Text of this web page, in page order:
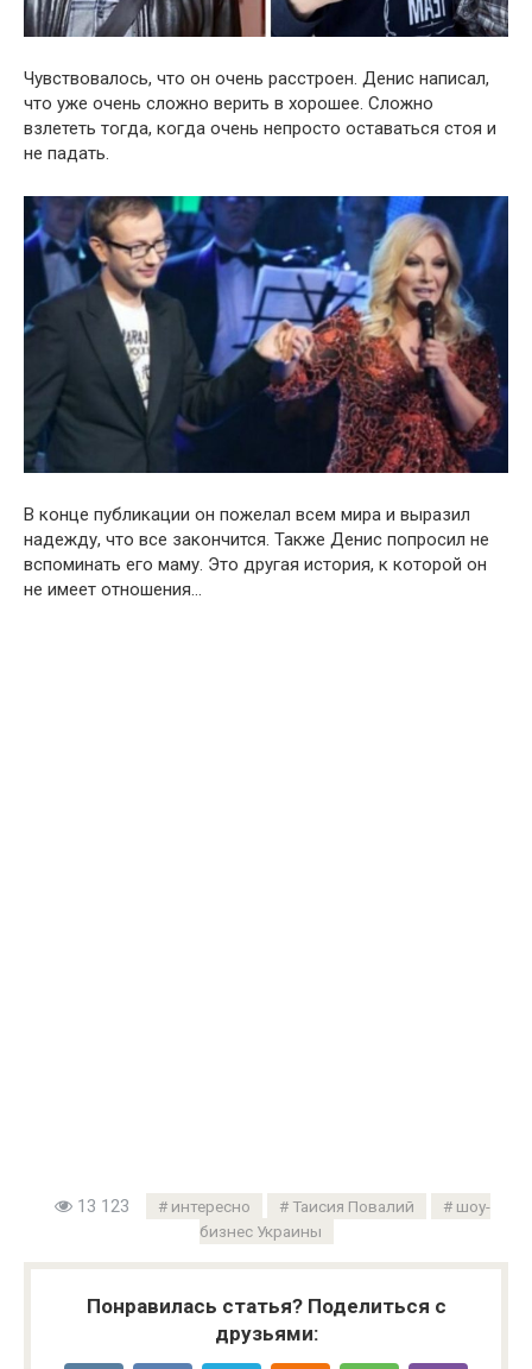
Чувствовалось, что он очень расстроен. Денис написал,
что уже очень сложно верить в хорошее. Сложно
взлететь тогда, когда очень непросто оставаться стоя и
не падать.
В конце публикации он пожелал всем мира и выразил
надежду, что все закончится. Также Денис попросил не
вспоминать его маму. Это другая история, к которой он
не имеет отношения…
13 123 интересно Таисия Повалий
шоу-
бизнес Украины
Понравилась статья? Поделиться с
друзьями: